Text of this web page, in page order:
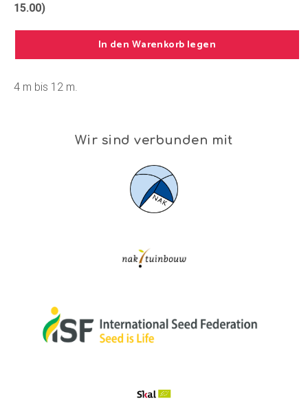
15.00)
In den Warenkorb legen
4 m bis 12 m.
Wir sind verbunden mit